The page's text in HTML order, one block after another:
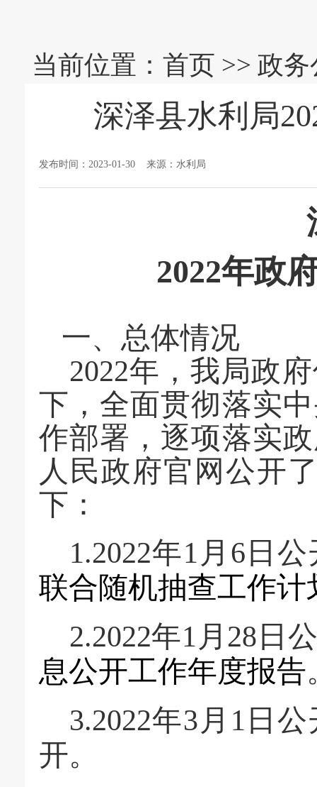
当前位置： 首页 >> 政
深泽县水利局
发布时间：2023-01-30 来源：水利局
2022年政
一、 总体情况
2022年，我局政
下，全面贯彻落实
作部署，逐项落实
人民政府官网公开
下：
1.2022年1月6日
联合随机抽查工作计
2.2022年1月28日
息公开工作年度报告
3.2022年3月1日
开。